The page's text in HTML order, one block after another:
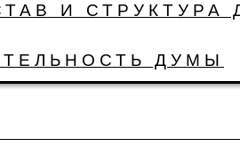
И СТРУКТУРА
ДУМЫ